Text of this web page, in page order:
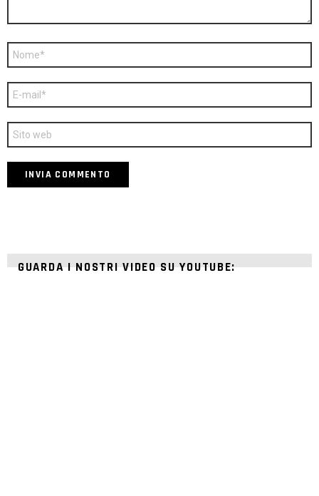
Nome
E-
mail
*
Sito
web
GUARDA I NOSTRI VIDEO SU YOUTUBE: